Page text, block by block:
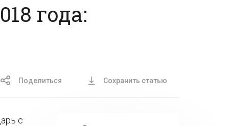
года:
Поделиться Сохранить статью
с